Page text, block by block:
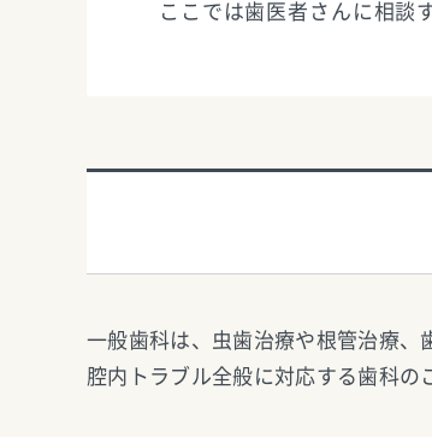
ここでは歯医者さんに相談
一般歯科は、虫歯治療や根管治療、
腔内トラブル全般に対応する歯科の